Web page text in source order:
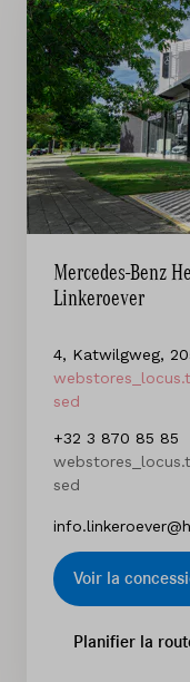
Mercedes-Benz
Linkeroever
4, Katwilgweg,
sed
+32 3 870 85 85
sed
Voir la
Planifier la